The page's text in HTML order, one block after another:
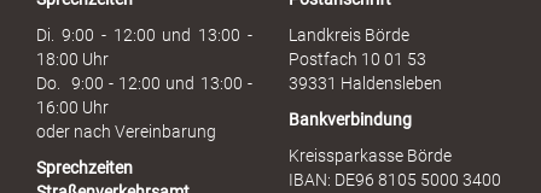
u
h
Di. 9:00 - 12:00 und 13:00 -
18:00 Uhr
Do. 9:00 - 12:00 und 13:00 -
16:00 Uhr
oder nach Vereinbarung
Sprechzeiten
Landkreis Börde
Postfach 10 01 53
39331 Haldensleben
Bankverbindung
Kreissparkasse Börde
IBAN: DE96 8105 5000 3400